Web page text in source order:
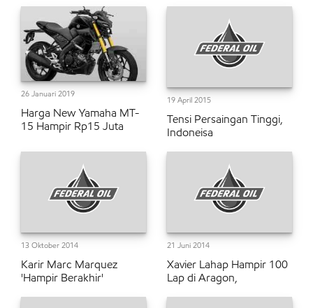
26 Januari 2019
Harga New Yamaha MT-
15 Hampir Rp15 Juta
19 April 2015
Tensi Persaingan Tinggi,
Indoneisa
13 Oktober 2014
Karir Marc Marquez
'Hampir Berakhir'
21 Juni 2014
Xavier Lahap Hampir 100
Lap di Aragon,